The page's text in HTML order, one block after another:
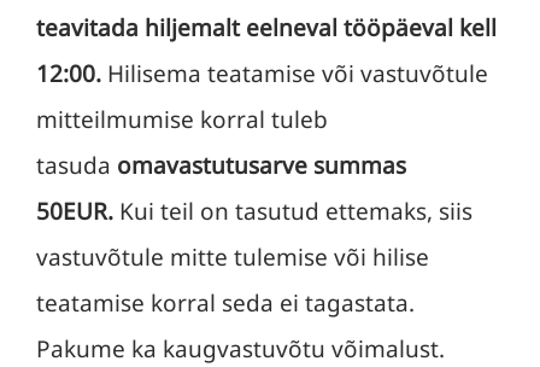
teavitada hiljemalt eelneval tööpäeval kell
12:00.Hilisema teatamise või vastuvõtule
mitteilmumise korral tuleb
tasuda omavastutusarve summas
50EUR.Kui teil on tasutud ettemaks, siis
vastuvõtule mitte tulemise või hilise
teatamise korral seda ei tagastata.
Pakume ka kaugvastuvõtu võimalust.